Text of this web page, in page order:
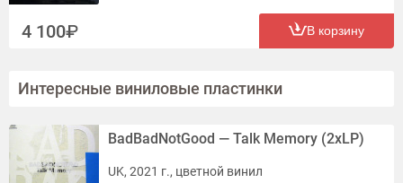
4 100 В корзину
Интересные виниловые пластинки
BadBadNotGood — Talk Memory (2xLP)
UK, 2021 г., цветной винил